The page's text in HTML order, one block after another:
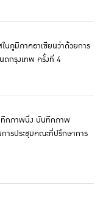
นภูมิภาคอาเซียนว่าด้วยการ
ดกรุงเทพ ครั้งที่ 4
ทึกภาพนิ่ง บันทึกภาพ
ารประชุมคณะที่ปรึกษาการ